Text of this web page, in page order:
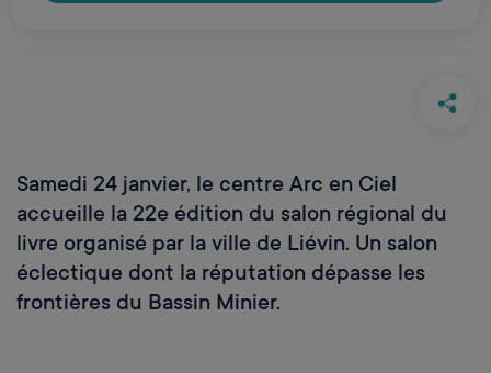
Samedi 24 janvier, le centre Arc en Ciel
accueille la 22e édition du salon régional du
livre organisé par la ville de Liévin. Un salon
éclectique dont la réputation dépasse les
frontières du Bassin Minier.